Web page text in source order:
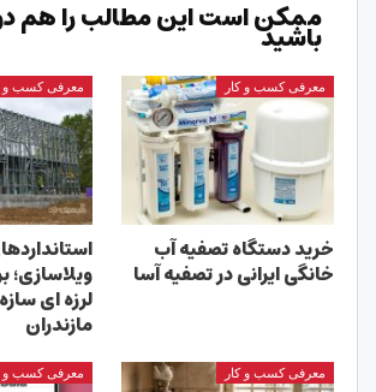
ممکن است این مطالب را هم
باشید
معرفی کسب و کار
خرید دستگاه تصفیه آب
خانگی ایرانی در تصفیه آسا
معرفی کسب و
ویلاسازی؛
لرزه ای
مازندران
معرفی کسب و کار معرفی کسب و